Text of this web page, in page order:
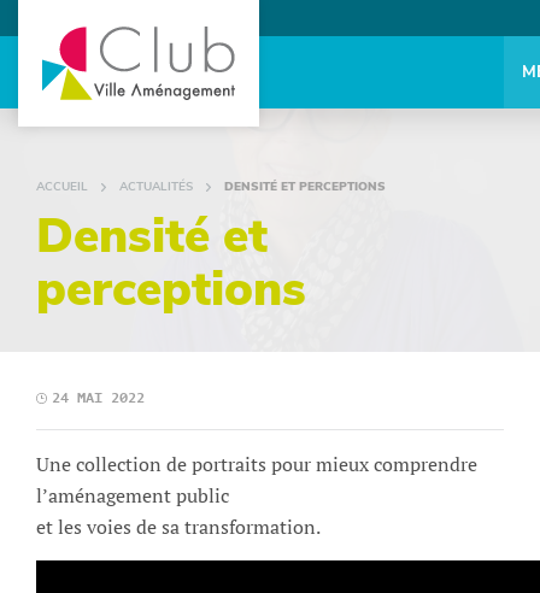
ACCUEIL ACTUALITÉS DENSITÉ ET PERCEPTIONS
Densité et
perceptions
24 MAI 2022
Une collection de portraits pour mieux comprendre
l’aménagement public
et les voies de sa transformation.